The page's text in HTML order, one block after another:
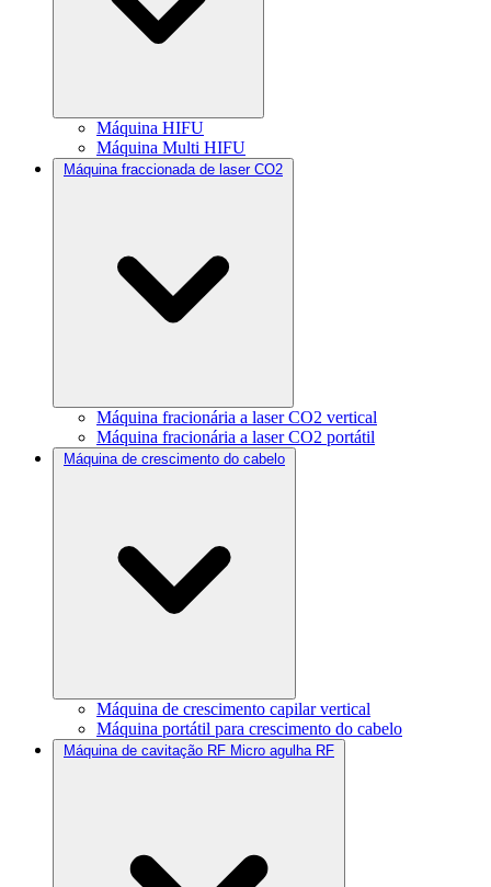
Máquina HIFU
Máquina Multi HIFU
Máquina fraccionada de laser CO2
Máquina fracionária a laser CO2 vertical
Máquina fracionária a laser CO2 portátil
Máquina de crescimento do cabelo
Máquina de crescimento capilar vertical
Máquina portátil para crescimento do cabelo
Máquina de cavitação RF Micro agulha RF